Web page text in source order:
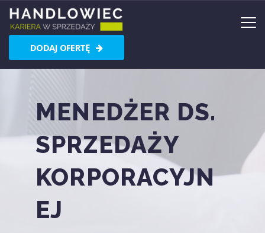
DODAJ OFERTĘ
MENEDŻER DS.
SPRZEDAŻY
KORPORACYJN
EJ